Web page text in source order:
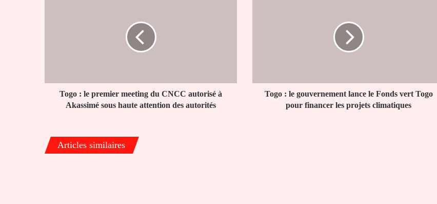
à
Akassimé
des
autorités
Togo : le premier meeting du CNCC autorisé à
Akassimé sous haute attention des autorités
Togo
Togo : le gouvernement lance le Fonds vert Togo
pour financer les projets climatiques
Articles similaires